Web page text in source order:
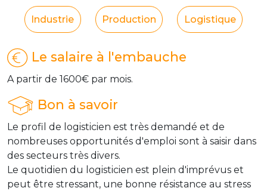
Industrie Production Logistique
Le salaire à l'embauche
A partir de 1600€ par mois.
Bon à savoir
Le profil de logisticien est très demandé et de
nombreuses opportunités d'emploi sont à saisir dans
des secteurs très divers.
Le quotidien du logisticien est plein d'imprévus et
peut être stressant, une bonne résistance au stress